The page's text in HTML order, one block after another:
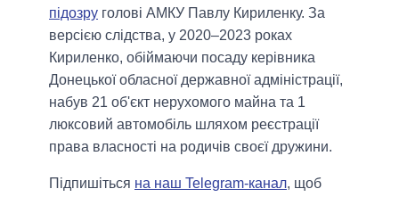
підозру голові АМКУ Павлу Кириленку. За
версією слідства, у 2020–2023 роках
Кириленко, обіймаючи посаду керівника
Донецької обласної державної адміністрації,
набув 21 об'єкт нерухомого майна та 1
люксовий автомобіль шляхом реєстрації
права власності на родичів своєї дружини.
Підпишіться на наш Telegram-канал, щоб